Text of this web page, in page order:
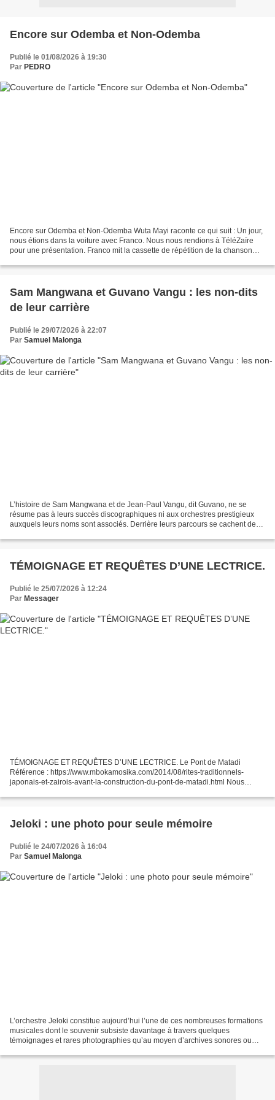
Encore sur Odemba et Non-Odemba
Publié le 01/08/2026 à 19:30
Par PEDRO
Encore sur Odemba et Non-Odemba Wuta Mayi raconte ce qui suit : Un jour,
nous étions dans la voiture avec Franco. Nous nous rendions à TéléZaïre
pour une présentation. Franco mit la cassette de répétition de la chanson
Sam Mangwana et Guvano Vangu : les non-dits
de leur carrière
Publié le 29/07/2026 à 22:07
Par Samuel Malonga
L’histoire de Sam Mangwana et de Jean-Paul Vangu, dit Guvano, ne se
résume pas à leurs succès discographiques ni aux orchestres prestigieux
auxquels leurs noms sont associés. Derrière leurs parcours se cachent des
TÉMOIGNAGE ET REQUÊTES D’UNE LECTRICE.
Publié le 25/07/2026 à 12:24
Par Messager
TÉMOIGNAGE ET REQUÊTES D’UNE LECTRICE. Le Pont de Matadi
Référence : https://www.mbokamosika.com/2014/08/rites-traditionnels-
japonais-et-zairois-avant-la-construction-du-pont-de-matadi.html Nous
Jeloki : une photo pour seule mémoire
Publié le 24/07/2026 à 16:04
Par Samuel Malonga
L’orchestre Jeloki constitue aujourd’hui l’une de ces nombreuses formations
musicales dont le souvenir subsiste davantage à travers quelques
témoignages et rares photographies qu’au moyen d’archives sonores ou